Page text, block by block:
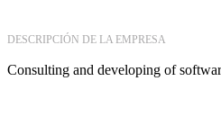
DESCRIPCIÓN DE LA EMPRESA
Consulting and developing of